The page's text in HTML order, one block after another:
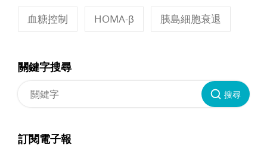
血糖控制 HOMA-β 胰島細胞衰退
關鍵字搜尋
搜尋
訂閱電子報